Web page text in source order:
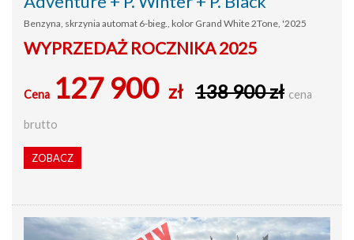
Benzyna, skrzynia automat 6-bieg., kolor Grand White 2Tone, '2025
WYPRZEDAŻ ROCZNIKA 2025
Cena 127 900 zł 138 900 zł cena
brutto
ZOBACZ